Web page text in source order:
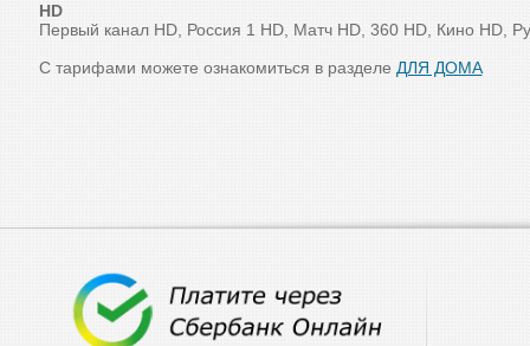
HD
Первый канал HD, Россия 1 HD, Матч HD, 360 HD, Кино HD,
С тарифами можете ознакомиться в разделе ДЛЯ ДОМА